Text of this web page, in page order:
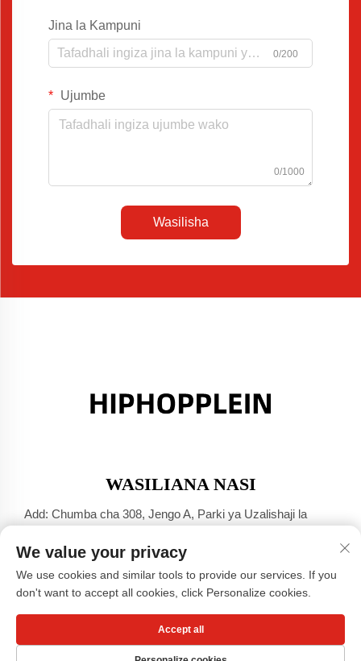
Jina la Kampuni
0/200
Ujumbe
0/1000
Wasilisha
WASILIANA NASI
Add: Chumba cha 308, Jengo A, Parki ya Uzalishaji la
Simu:+86-17304049586
Barua Pepe:[email protected]
Copyright © Kampuni ya Magazi ya Guangzhou Xiaohongshu,
LTD -Sera ya Faragha
We value your privacy
We use cookies and similar tools to provide our services. If you
don't want to accept all cookies, click Personalize cookies.
Accept all